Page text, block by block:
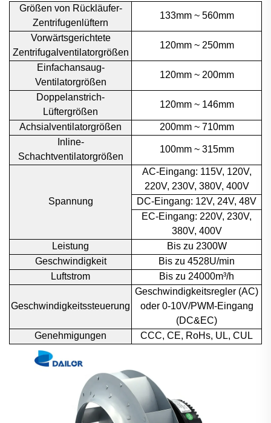
Größen von Rückläufer-
Zentrifugenlüftern
133mm ~ 560mm
Vorwärtsgerichtete
Zentrifugalventilatorgrößen
120mm ~ 250mm
Einfachansaug-
Ventilatorgrößen
120mm ~ 200mm
Doppelanstrich-
Lüftergrößen
120mm ~ 146mm
Achsialventilatorgrößen
200mm ~ 710mm
Inline-
Schachtventilatorgrößen
100mm ~ 315mm
Spannung
AC-Eingang: 115V, 120V,
220V, 230V, 380V, 400V
DC-Eingang: 12V, 24V, 48V
EC-Eingang: 220V, 230V,
380V, 400V
Leistung
Bis zu 2300W
Geschwindigkeit
Bis zu 4528U/min
Luftstrom
Bis zu 24000m³/h
Geschwindigkeitssteuerung
Geschwindigkeitsregler (AC)
oder 0-10V/PWM-Eingang
(DC&EC)
Genehmigungen
CCC, CE, RoHs, UL, CUL